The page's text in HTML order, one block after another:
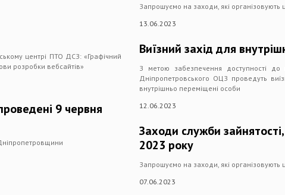
центрі ПТО ДСЗ: «Графічний
розробки вебсайтів»
9 червня
Запрошуємо на заходи, які
13.06.2023
Виїзний захід для
З метою забезпечення доступності до
Дніпропетровського ОЦЗ проведуть
внутрішньо переміщені особи
12.06.2023
Заходи служби
2023 року
Запрошуємо на заходи, які
07.06.2023